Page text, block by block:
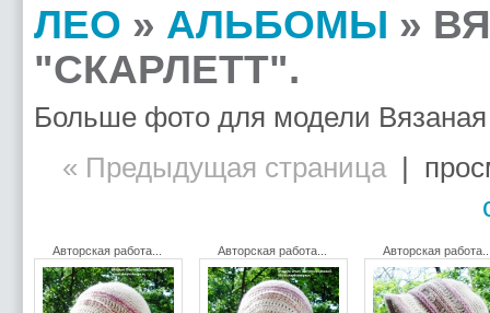
ЛЕО » АЛЬБОМЫ »
"СКАРЛЕТТ".
Больше фото для модели Вязаная
« Предыдущая страница |
Авторская работа... Авторская работа... Авторская